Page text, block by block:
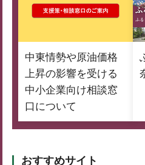
中東情勢や原油価格
上昇の影響を受ける
中小企業向け相談窓
口について
おすすめサイト